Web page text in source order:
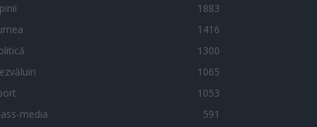
1883
1416
1300
1065
1053
media
591